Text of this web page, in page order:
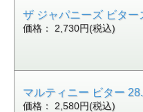
ザ ジャパニーズ ビタ
価格： 2,730円(税込)
マルティニー ビター
価格： 2,580円(税込)